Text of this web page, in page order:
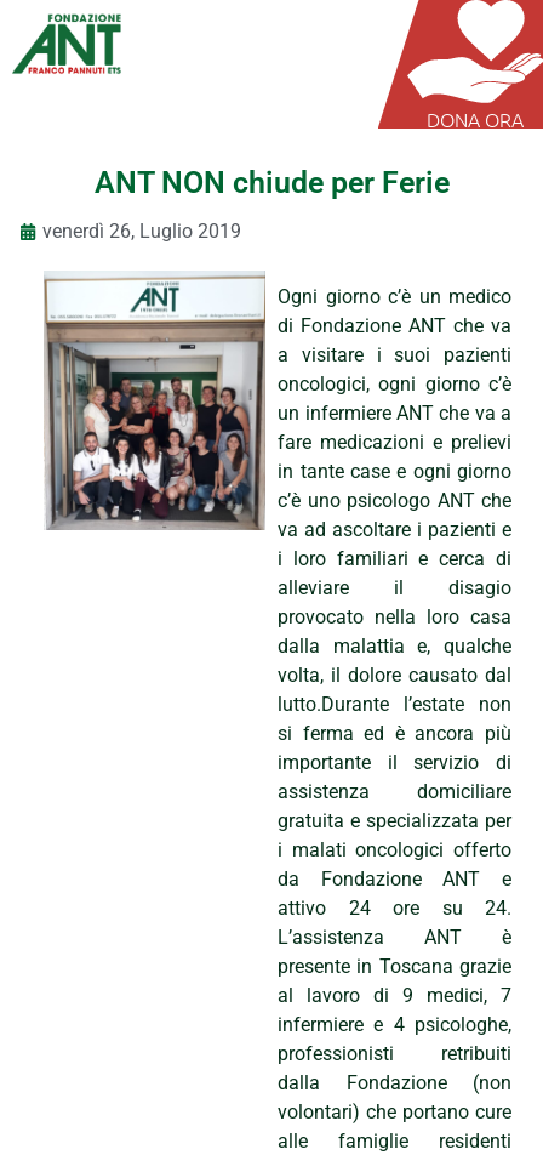
DONA ORA
ANT NON chiude per Ferie
venerdì 26, Luglio 2019
Ogni giorno c’è un medico
di Fondazione ANT che va
a visitare i suoi pazienti
oncologici, ogni giorno c’è
un infermiere ANT che va a
fare medicazioni e prelievi
in tante case e ogni giorno
c’è uno psicologo ANT che
va ad ascoltare i pazienti e
i loro familiari e cerca di
alleviare il disagio
provocato nella loro casa
dalla malattia e, qualche
volta, il dolore causato dal
lutto.Durante l’estate non
si ferma ed è ancora più
importante il servizio di
assistenza domiciliare
gratuita e specializzata per
i malati oncologici offerto
da Fondazione ANT e
attivo 24 ore su 24.
L’assistenza ANT è
presente in Toscana grazie
al lavoro di 9 medici, 7
infermiere e 4 psicologhe,
professionisti retribuiti
dalla Fondazione (non
volontari) che portano cure
alle famiglie residenti